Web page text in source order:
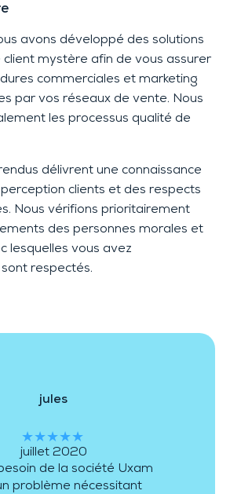
avons développé des solutions
client mystère afin de vous assurer
commerciales et marketing
par vos réseaux de vente. Nous
les processus qualité de
délivrent une connaissance
clients et des respects
Nous vérifions prioritairement
des personnes morales et
lesquelles vous avez
respectés.
jules
★★★★★
juillet 2020
de la société Uxam
problème nécessitant